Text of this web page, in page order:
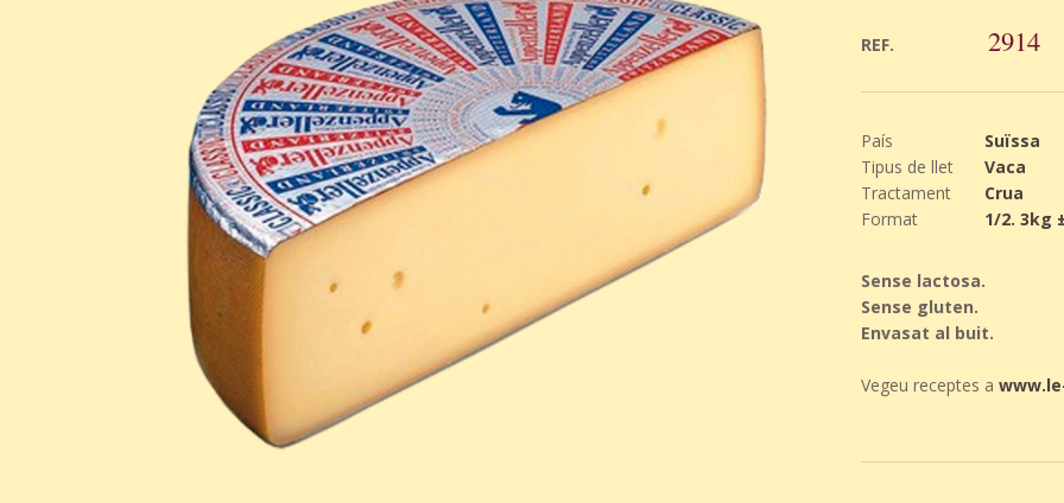
REF. 2914
País
Suïssa
Tipus de llet
Vaca
Tractament
Crua
Format
1/2. 3kg
Sense lactosa.
Sense gluten.
Envasat al buit.
Vegeu receptes a